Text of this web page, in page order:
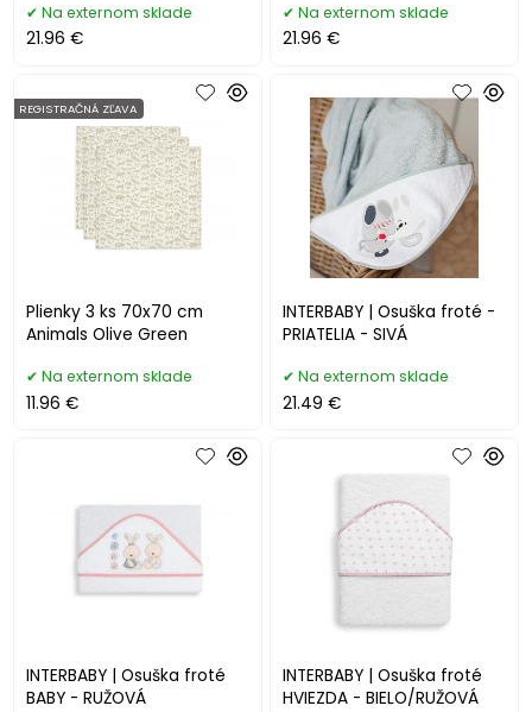
Na externom sklade
21.96 €
Na externom sklade
21.96 €
Plienky 3 ks 70x70 cm
Animals Olive Green
REGISTRAČNÁ ZĽAVA
Na externom sklade
11.96 €
INTERBABY | Osuška froté -
PRIATELIA - SIVÁ
Na externom sklade
21.49 €
INTERBABY | Osuška froté
BABY - RUŽOVÁ
INTERBABY | Osuška froté
HVIEZDA - BIELO/RUŽOVÁ